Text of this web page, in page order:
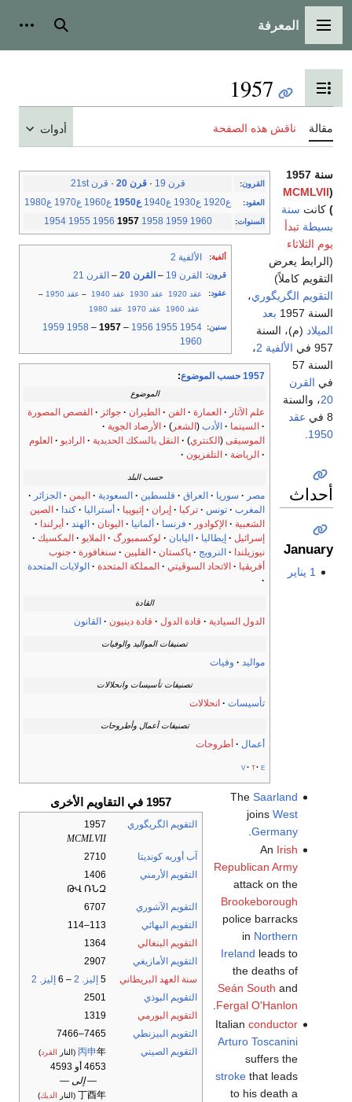
القائمة الرئيسية
المعرفة بحث
تبديل عرض جدول المحتويات
1957
مقالة ناقش هذه الصفحة أدوات
القرون: قرن 19 ·قرن 20 · قرن 21st
العقود: ع1920 ع1930 ع1940 ع1950 ع1960 ع1970 ع1980
السنوات:
1954 1955 1956 1957 1958 1959 1960
ألفية: الألفية 2
قرون: القرن 19 – القرن 20 – القرن 21
عقود: عقد 1920 عقد 1930 عقد 1940 – عقد 1950
–
عقد 1960
عقد 1970 عقد 1980
سنين:
1954
1955
1956
–
1957
–
1958
1959
1960
1957 حسب الموضوع :
الموضوع
علم الآثار العمارة الفن الطيران جوائز
القصص المصورة
السينما
الأدب (الشعر )
الأرصاد الجوية
الموسيقى (الكنتري) النقل بالسكك الحديدية الراديو
العلوم
الرياضة
التلفزيون
حسب البلد
مصر سوريا العراق فلسطين السعودية اليمن
الجزائر
المغرب
تونس تركيا إيران إثيوپيا أستراليا كندا
الصين
الشعبية
الإكوادور فرنسا ألمانيا اليونان الهند
أيرلندا
إسرائيل
إيطاليا اليابان لوكسمبورگ الملايو
المكسيك
نيوزيلندا
النرويج پاكستان الفلپين سنغافورة
جنوب
أفريقيا
الاتحاد السوڤيتي المملكة المتحدة الولايات المتحدة
القادة
الدول السيادية قادة الدول قادة دينيون القانون
تصنيفات المواليد والوفيات
مواليد وفيات
تصنيفات تأسيسات وانحلالات
تأسيسات انحلالات
تصنيفات أعمال وأطروحات
أعمال أطروحات
v t e
1957 في التقاويم الأخرى
التقويم الگريگوري
1957
MCMLVII
آب أوربه كونديتا
2710
التقويم الأرمني
1406
ԹՎ ՌՆԶ
التقويم الآشوري
6707
التقويم البهائي
113–114
التقويم البنغالي
1364
التقويم الأمازيغي
2907
سنة العهد البريطاني
5 إليز. 2 – 6
إليز. 2
التقويم البوذي
2501
التقويم البورمي
1319
التقويم البيزنطي
7465–7466
التقويم الصيني
丙申年 (النار القرد)
4653 أو 4593
— إلى —
丁酉年 (النار الديك)
سنة 1957
(
MCMLVII
) كانت سنة
بسيطة تبدأ
يوم الثلاثاء
(الرابط يعرض
التقويم كاملاً)
التقويم الگريگوري،
السنة 1957
بعد
الميلاد (م)، السنة
957 في
الألفية 2
،
السنة 57
في القرن
20، والسنة
8 في
عقد
1950
أحداث
January
1 يناير
TheSaarland
joinsWest
Germany
.
An Irish
Republican Army
attack on the
Brookeborough
police barracks
in Northern
Ireland leads to
the deaths of
Seán South and
Fergal O'Hanlon
.
Italianconductor
Arturo Toscanini
suffers the
stroke that leads
to his death a